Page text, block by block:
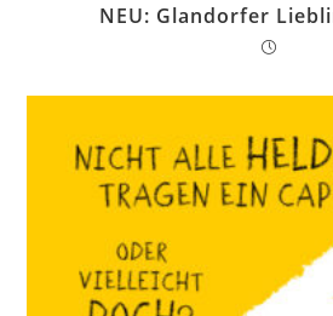
NEU: Glandorfer